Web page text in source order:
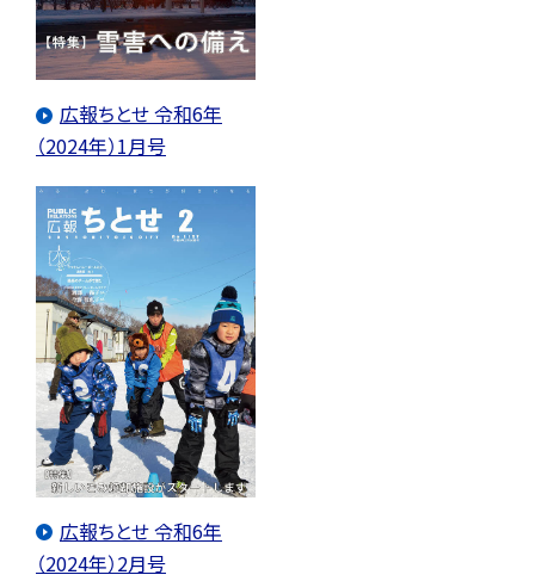
広報ちとせ 令和6年
（2024年）1月号
広報ちとせ 令和6年
（2024年）2月号